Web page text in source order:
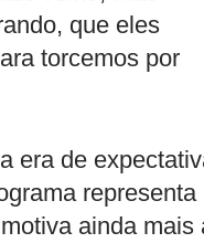
que eles
torcemos por
era de
representa
ainda mais